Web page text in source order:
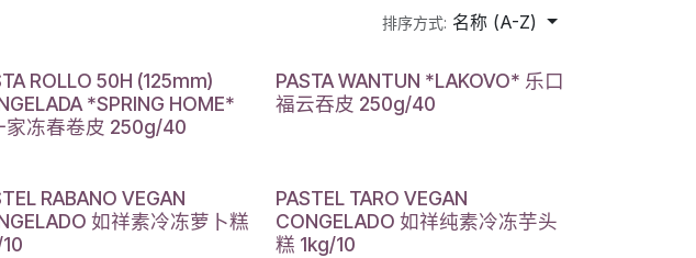
排序方式: 名称 (A-Z)
ROLLO 50H (125mm)
*SPRING HOME*
家冻春卷皮 250g/40
PASTA WANTUN *LAKOVO* 乐口
福云吞皮 250g/40
RABANO VEGAN
如祥素冷冻萝卜糕
PASTEL TARO VEGAN
CONGELADO 如祥纯素冷冻芋头
糕 1kg/10